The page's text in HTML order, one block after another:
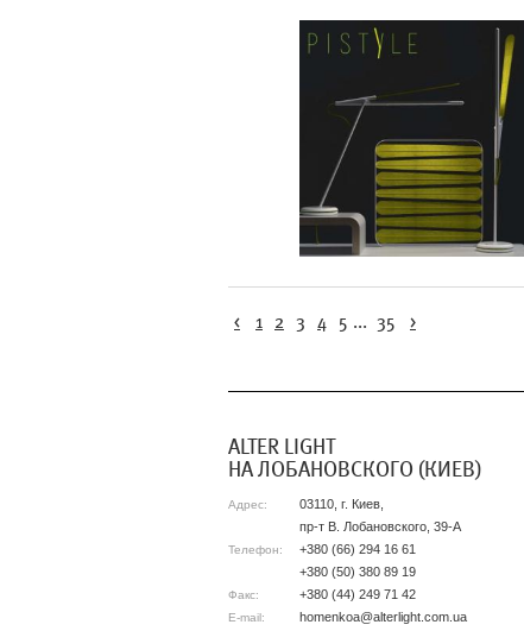
< 1 2 3 4 5 ... 35 >
АLTER LIGHT
НА ЛОБАНОВСКОГО (КИЕВ)
Адрес:
03110, г. Киев,
пр-т В. Лобановского, 39-А
Телефон:
+380 (66) 294 16 61
+380 (50) 380 89 19
Факс: +380 (44) 249 71 42
E-mail: homenkoa@alterlight.com.ua